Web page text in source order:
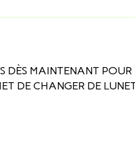
DÈS MAINTENANT
DE CHANGER DE